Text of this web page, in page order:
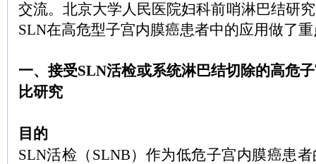
交流。北京大学人民医院妇科前哨淋巴结研
SLN在高危型子宫内膜癌患者中的应用做了
一、接受SLN活检或系统淋巴结切除的高危
比研究
目的
SLN活检（SLNB）作为低危子宫内膜癌患